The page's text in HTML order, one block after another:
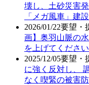
壊し、土砂災害
「メガ風車」建
2026/01/22要望・
画】奥羽山脈の
を上げてください
2025/12/05要望・
に強く反対し、
なく喫緊の被害